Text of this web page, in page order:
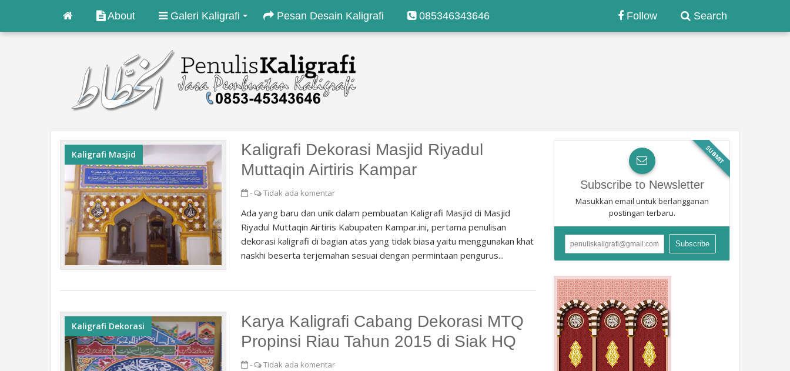
Follow Search
About Galeri Kaligrafi Pesan Desain Kaligrafi 085346343646
Kaligrafi Dekorasi Masjid Riyadul
Muttaqin Airtiris Kampar
Kaligrafi Masjid
- Tidak ada komentar
Ada yang baru dan unik dalam pembuatan Kaligrafi Masjid di Masjid
Riyadul Muttaqin Airtiris Kabupaten Kampar.ini, pertama penulisan
dekorasi kaligrafi di bagian atas yang tidak biasa yaitu menggunakan khat
naskhi beserta terjemahan sesuai dengan permintaan pengurus...
Karya Kaligrafi Cabang Dekorasi MTQ
Propinsi Riau Tahun 2015 di Siak HQ
Kaligrafi Dekorasi
- Tidak ada komentar
SUBMIT
Subscribe to Newsletter
Masukkan email untuk berlangganan
postingan terbaru.